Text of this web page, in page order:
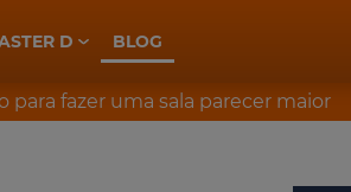
D BLOG
para fazer uma sala parecer maior